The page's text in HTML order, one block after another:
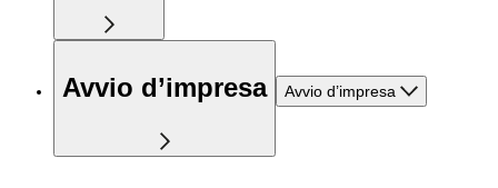
Avvio d’impresa Avvio d’impresa